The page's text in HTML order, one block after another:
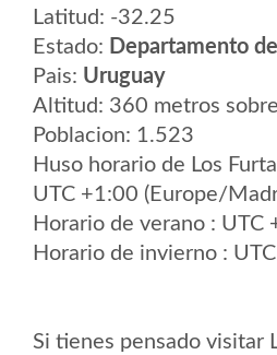
Latitud: -32.25
Estado: Departamento
Pais: Uruguay
Altitud: 360 metros
Poblacion: 1.523
Huso horario de Los
UTC +1:00 (Europe/
Horario de verano : UTC
Horario de invierno :
Si tienes pensado visitar